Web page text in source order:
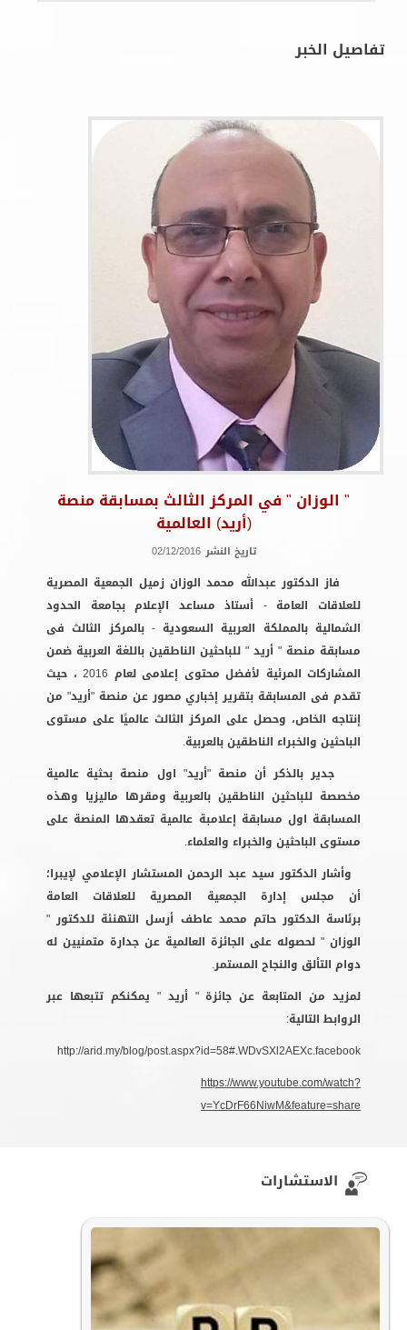
تفاصيل الخبر
" الوزان " في المركز الثالث بمسابقة منصة
(أريد) العالمية
تاريخ النشر 02/12/2016
فاز الدكتور عبدالله محمد الوزان زميل الجمعية المصرية
للعلاقات العامة - أستاذ مساعد الإعلام بجامعة الحدود
الشمالية بالمملكة العربية السعودية - بالمركز الثالث فى
مسابقة منصة " أريد " للباحثين الناطقين باللغة العربية ضمن
المشاركات المرئية لأفضل محتوى إعلامى لعام 2016 ، حيث
تقدم فى المسابقة بتقرير إخباري مصور عن منصة "أريد" من
إنتاجه الخاص، وحصل على المركز الثالث عالميًا على مستوى
الباحثين والخبراء الناطقين بالعربية.
جدير بالذكر أن منصة "أريد" اول منصة بحثية عالمية
مخصصة للباحثين الناطقين بالعربية ومقرها ماليزيا وهذه
المسابقة اول مسابقة إعلامبة عالمية تعقدها المنصة على
مستوى الباحثين والخبراء والعلماء.
وأشار الدكتور سيد عبد الرحمن المستشار الإعلامي لإيبرا؛
أن مجلس إدارة الجمعية المصرية للعلاقات العامة
برئاسة الدكتور حاتم محمد عاطف أرسل التهنئة للدكتور "
الوزان " لحصوله على الجائزة العالمية عن جدارة متمنيين له
دوام التألق والنجاح المستمر.
لمزيد من المتابعة عن جائزة " أريد " يمكنكم تتبعها عبر
الروابط التالية:
http://arid.my/blog/post.aspx?id=58#.WDvSXl2AEXc.facebook
https://www.youtube.com/watch?
v=YcDrF66NiwM&feature=share
الاستشارات